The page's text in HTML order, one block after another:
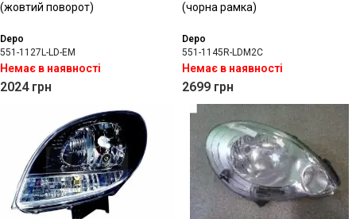
(жовтий поворот)
Depo
551-1127L-LD-EM
Немає в наявності
2024 грн
(чорна рамка)
Depo
551-1145R-LDM2C
Немає в наявності
2699 грн